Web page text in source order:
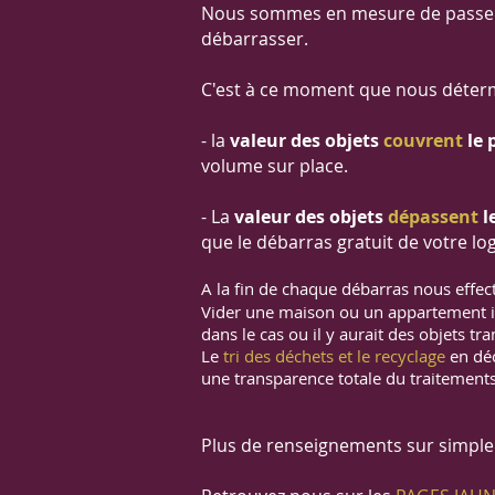
Nous sommes en mesure de
débarrasser.
​C'est à ce moment que nous
​- la valeur des objetscouvrent le
volume sur place.
​- La valeur des objetsdépassent
que le débarras gratuit de votre
A la fin de chaque débarras nous
Vider une maison ou un
dans le cas ou il y aurait des objets
Le tri des déchets et le recyclage en
une transparence totale du
​Plus de renseignements sur